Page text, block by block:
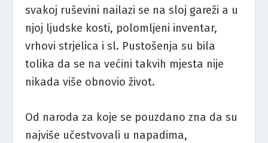
svakoj ruševini nailazi se na sloj gareži a u
njoj ljudske kosti, polomljeni inventar,
vrhovi strjelica i sl. Pustošenja su bila
tolika da se na većini takvih mjesta nije
nikada više obnovio život.
Od naroda za koje se pouzdano zna da su
najviše učestvovali u napadima,